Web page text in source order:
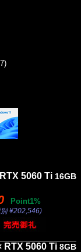
5060 Ti 16GB
Point1%
¥202,546)
RTX 5060 Ti 8GB